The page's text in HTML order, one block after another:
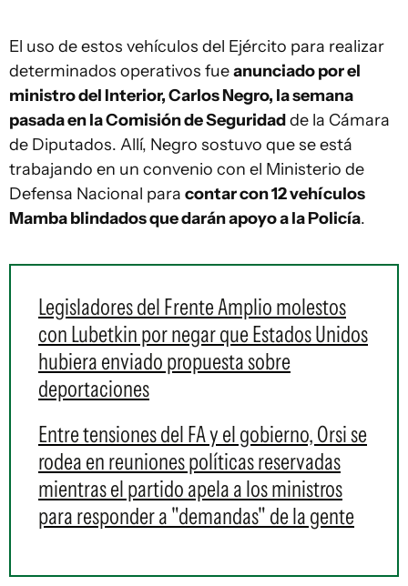
El uso de estos vehículos del Ejército para realizar
determinados operativos fueanunciado por el
ministro del Interior, Carlos Negro, la semana
pasada en la Comisión de Seguridadde la Cámara
de Diputados. Allí, Negro sostuvo que se está
trabajando en un convenio con el Ministerio de
Defensa Nacional para contar con 12 vehículos
Mamba blindados que darán apoyo a la Policía.
Legisladores del Frente Amplio molestos
con Lubetkin por negar que Estados Unidos
hubiera enviado propuesta sobre
deportaciones
Entre tensiones del FA y el gobierno, Orsi se
rodea en reuniones políticas reservadas
mientras el partido apela a los ministros
para responder a "demandas" de la gente